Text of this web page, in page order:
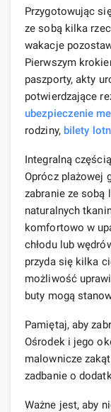
Przygotowując
ze sobą kilka
wakacje
Pierwszym
paszporty, akty
potwierdzające
ubezpieczenie
rodziny, bilety
Integralną
Oprócz plażowej
zabranie ze sobą
naturalnych
komfortowo w
chłodu lub
przyda się kilka
możliwość
buty mogą
Pamiętaj, aby
Ośrodek i jego
malownicze
zadbanie o
Ważne jest, aby